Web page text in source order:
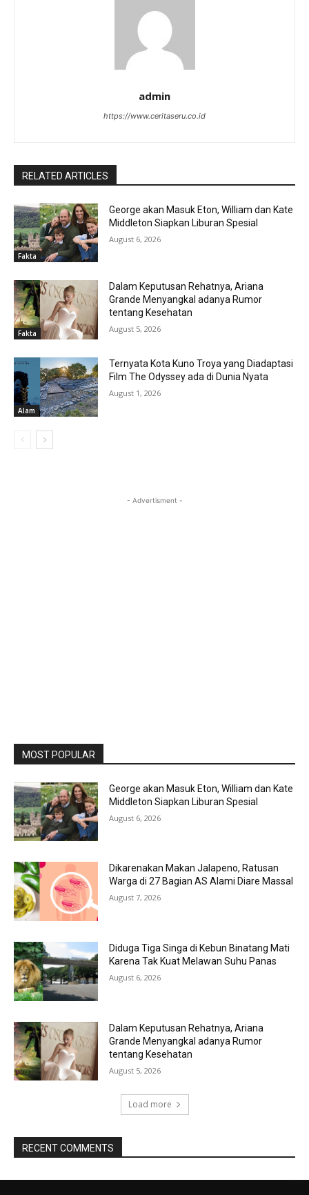
admin
https://www.ceritaseru.co.id
RELATED ARTICLES
Fakta
George akan Masuk Eton, William dan Kate
Middleton Siapkan Liburan Spesial
August 6, 2026
Fakta
Dalam Keputusan Rehatnya, Ariana
Grande Menyangkal adanya Rumor
tentang Kesehatan
August 5, 2026
Alam
Ternyata Kota Kuno Troya yang Diadaptasi
Film The Odyssey ada di Dunia Nyata
August 1, 2026
- Advertisment -
MOST POPULAR
George akan Masuk Eton, William dan Kate
Middleton Siapkan Liburan Spesial
August 6, 2026
Dikarenakan Makan Jalapeno, Ratusan
Warga di 27 Bagian AS Alami Diare Massal
August 7, 2026
Diduga Tiga Singa di Kebun Binatang Mati
Karena Tak Kuat Melawan Suhu Panas
August 6, 2026
Dalam Keputusan Rehatnya, Ariana
Grande Menyangkal adanya Rumor
tentang Kesehatan
August 5, 2026
Load more
RECENT COMMENTS